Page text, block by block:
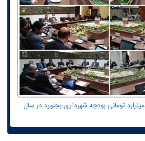
لایحه پیشنهادی ۸۹۴ میلیارد تومانی بودجه شهرداری بجنورد در سال